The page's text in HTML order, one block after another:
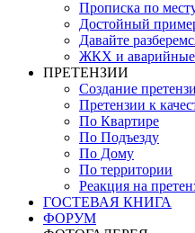
Прописка по
Достойный
Давайте
ЖКХ и
ПРЕТЕНЗИИ
Создание
Претензии к
По Квартире
По Подъезду
По Дому
По территории
Реакция на
ГОСТЕВАЯ КНИГА
ФОРУМ